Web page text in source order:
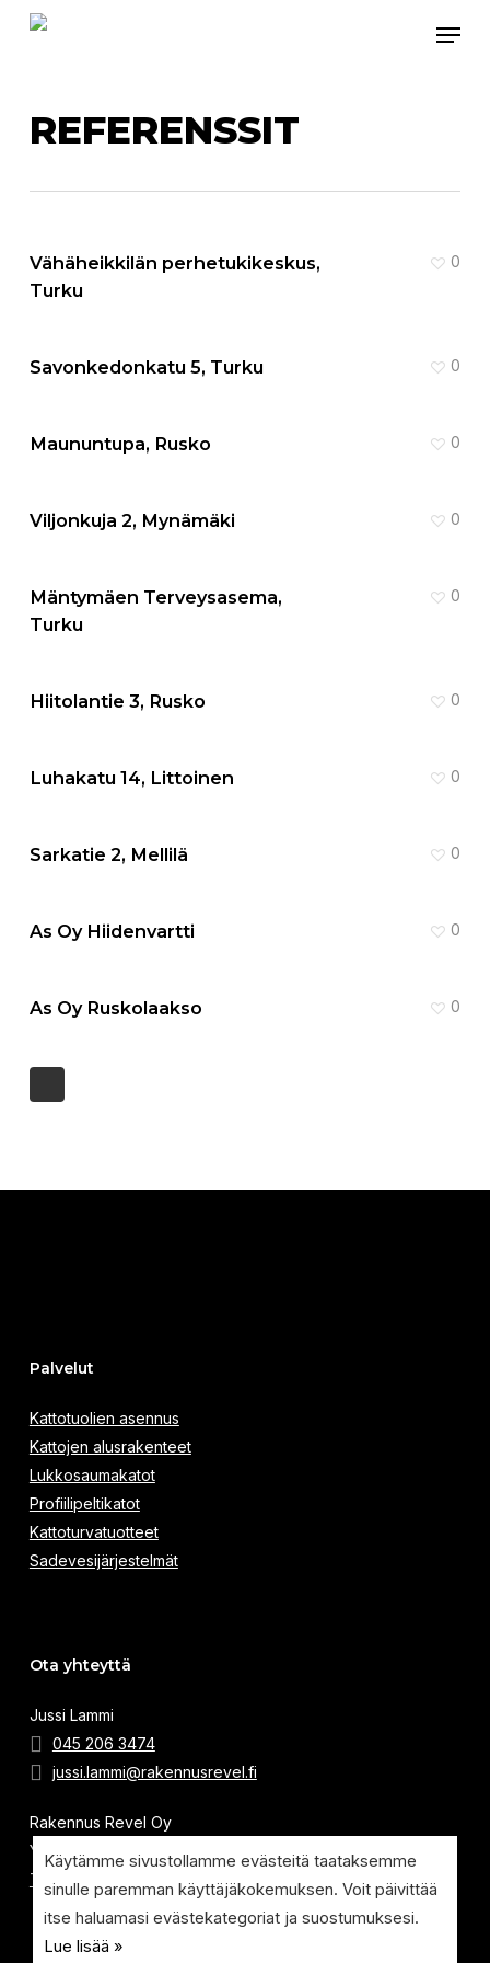
Skip
Menu
REFERENSSIT
Vähäheikkilän perhetukikeskus,
Turku
0
Savonkedonkatu 5, Turku 0
Maununtupa, Rusko 0
Viljonkuja 2, Mynämäki 0
Mäntymäen Terveysasema,
Turku
0
Hiitolantie 3, Rusko 0
Luhakatu 14, Littoinen 0
Sarkatie 2, Mellilä 0
As Oy Hiidenvartti 0
As Oy Ruskolaakso 0
Palvelut
Kattotuolien asennus
Kattojen alusrakenteet
Lukkosaumakatot
Profiilipeltikatot
Kattoturvatuotteet
Sadevesijärjestelmät
Ota yhteyttä
Jussi Lammi
045 206 3474
jussi.lammi@rakennusrevel.fi
Rakennus Revel Oy
Y-tunnus: 3261611-7
Tietosuojaseloste
Käytämme sivustollamme evästeitä taataksemme
sinulle paremman käyttäjäkokemuksen. Voit päivittää
itse haluamasi evästekategoriat ja suostumuksesi.
Lue lisää »